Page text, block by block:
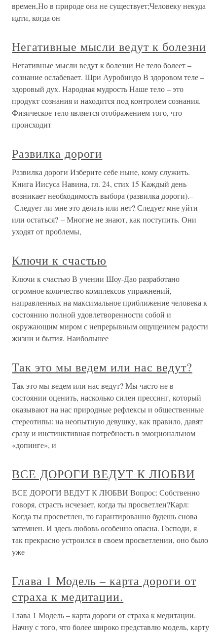
времен,Но в природе она не существует;Человеку некуда
идти, когда он
Негативные мысли ведут к болезни
Негативные мысли ведут к болезни Не тело болеет –
сознание ослабевает. Шри Ауробиндо В здоровом теле –
здоровый дух. Народная мудрость Наше тело – это
продукт сознания и находится под контролем сознания.
Физическое тело является отображением того, что
происходит
Развилка дороги
Развилка дороги Изберите себе ныне, кому служить.
Книга Иисуса Навина, гл. 24, стих 15 Каждый день
возникает необходимость выбора (развилка дороги).–
Следует ли мне это делать или нет? Следует мне уйти
или остаться? – Многие не знают, как поступить. Они
уходят от проблемы,
Ключи к счастью
Ключи к счастью В учении Шоу-Дао разработано
огромное количество комплексов упражнений,
направленных на максимальное приближение человека к
состоянию полной удовлетворенности собой и
окружающим миром с непрерывным ощущением радости
жизни и бытия. Наибольшее
Так это мы ведем или нас ведут?
Так это мы ведем или нас ведут? Мы часто не в
состоянии оценить, насколько силен прессинг, который
оказывают на нас природные рефлексы и общественные
стереотипы: на неопытную девушку, как правило, давят
сразу и инстинктивная потребность в эмоциональном
«допинге», и
ВСЕ ДОРОГИ ВЕДУТ К ЛЮБВИ
ВСЕ ДОРОГИ ВЕДУТ К ЛЮБВИ Вопрос: Собственно
говоря, страсть исчезает, когда ты просветлен?Карл:
Когда ты просветлен, то гарантированно будешь снова
затемнен. И здесь любовь особенно опасна. Гос­поди, я
так прекрасно устроился в своем просветлении, оно было
уже
Глава 1 Модель – карта дороги от
страха к медитации.
Глава 1 Модель – карта дороги от страха к медитации.
Начну с того, что более широко представлю модель, карту